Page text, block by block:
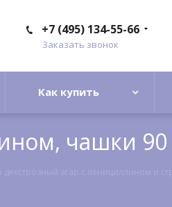
+7 (495) 134-55-66
Заказать звонок
Как купить
чашки